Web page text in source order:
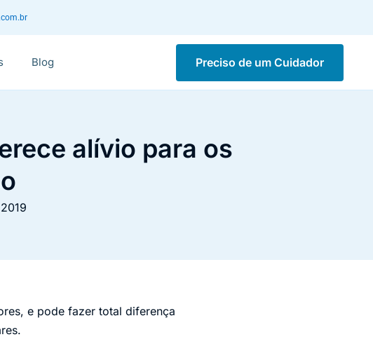
Blog Preciso de um Cuidador
alívio para os
e pode fazer total diferença